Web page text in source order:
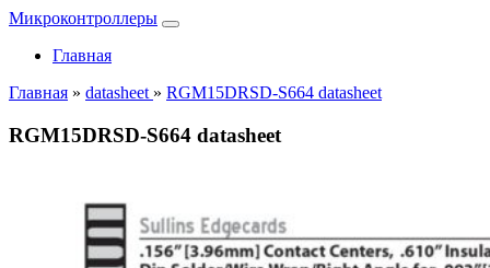
Микроконтроллеры
Главная
Главная » datasheet » RGM15DRSD-S664 datasheet
RGM15DRSD-S664 datasheet